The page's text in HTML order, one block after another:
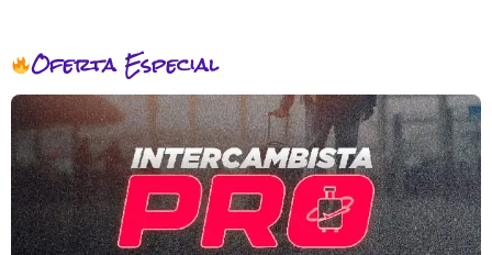
Oferta Especial